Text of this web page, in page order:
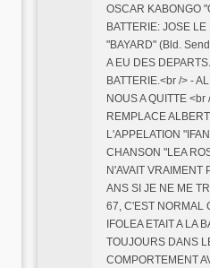
OSCAR KABONGO
BATTERIE: JOSE
"BAYARD" (Bld.
A EU DES
BATTERIE.<br /> -
NOUS A QUITTE
REMPLACE
L'APPELATION
CHANSON "LEA
N'AVAIT VRAIMENT
ANS SI JE NE ME
67, C'EST NORMAL
IFOLEA ETAIT A LA
TOUJOURS DANS
COMPORTEMENT